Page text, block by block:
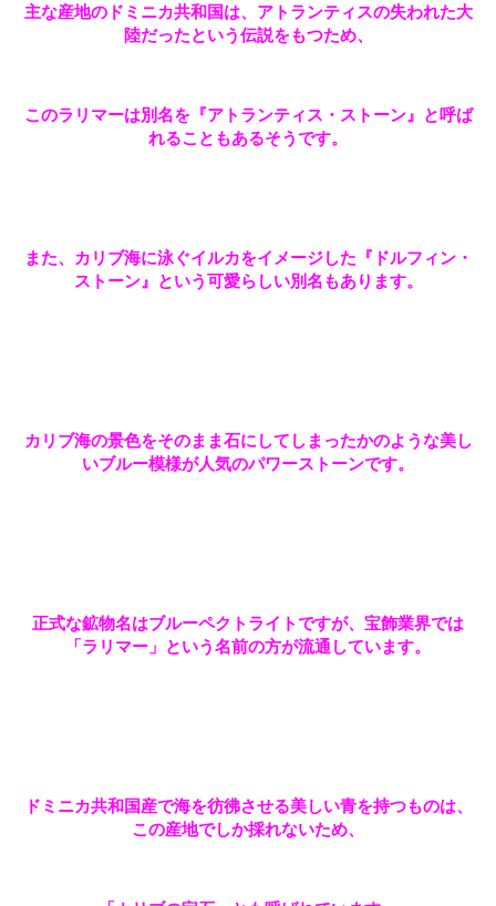
主な産地のドミニカ共和国は、アトランティスの失われた大
陸だったという伝説をもつため、
このラリマーは別名を『アトランティス・ストーン』と呼ば
れることもあるそうです。
また、カリブ海に泳ぐイルカをイメージした『ドルフィン・
ストーン』という可愛らしい別名もあります。
カリブ海の景色をそのまま石にしてしまったかのような美し
いブルー模様が人気のパワーストーンです。
正式な鉱物名はブルーペクトライトですが、宝飾業界では
「ラリマー」という名前の方が流通しています。
ドミニカ共和国産で海を彷彿させる美しい青を持つものは、
この産地でしか採れないため、